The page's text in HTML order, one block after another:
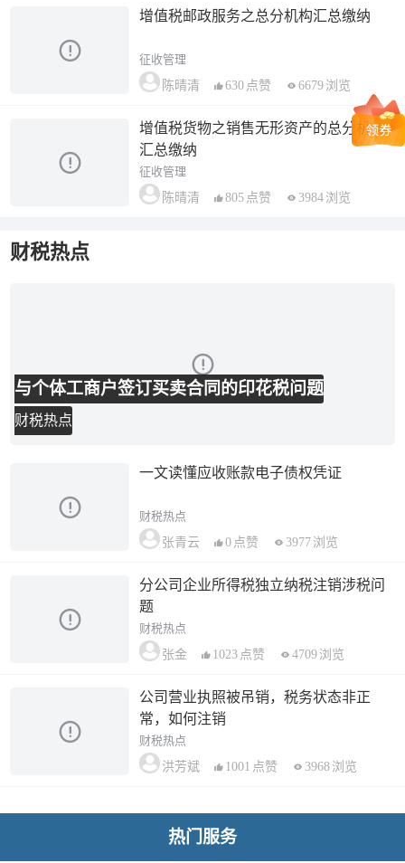
增值税邮政服务之总分机构汇总缴纳
征收管理
陈晴清
630 点赞 6679 浏览
增值税货物之销售无形资产的总分机构
汇总缴纳
征收管理
陈晴清
805 点赞 3984 浏览
财税热点
与个体工商户签订买卖合同的印花税问题
财税热点
一文读懂应收账款电子债权凭证
财税热点
张青云
0 点赞 3977 浏览
分公司企业所得税独立纳税注销涉税问
题
财税热点
张金
1023 点赞 4709 浏览
公司营业执照被吊销，税务状态非正
常，如何注销
财税热点
洪芳斌
1001 点赞 3968 浏览
热门服务